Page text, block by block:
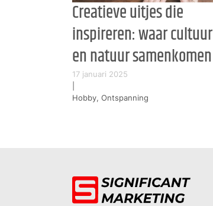
Creatieve uitjes die
inspireren: waar cultuur
en natuur samenkomen
17 januari 2025
Hobby, Ontspanning